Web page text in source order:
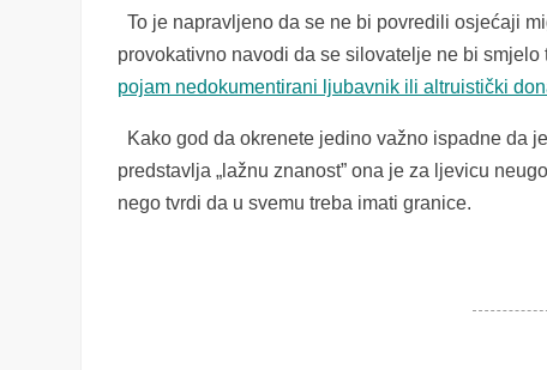
To je napravljeno da se ne bi povredili osjećaji
provokativno navodi da se silovatelje ne bi
pojam nedokumentirani ljubavnik ili altruistički
Kako god da okrenete jedino važno ispadne da
predstavlja „lažnu znanost” ona je za ljevicu
nego tvrdi da u svemu treba imati granice.